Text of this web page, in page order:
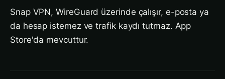
Snap VPN, WireGuard üzerinde çalışır, e-posta ya
da hesap istemez ve trafik kaydı tutmaz. App
Store'da mevcuttur.